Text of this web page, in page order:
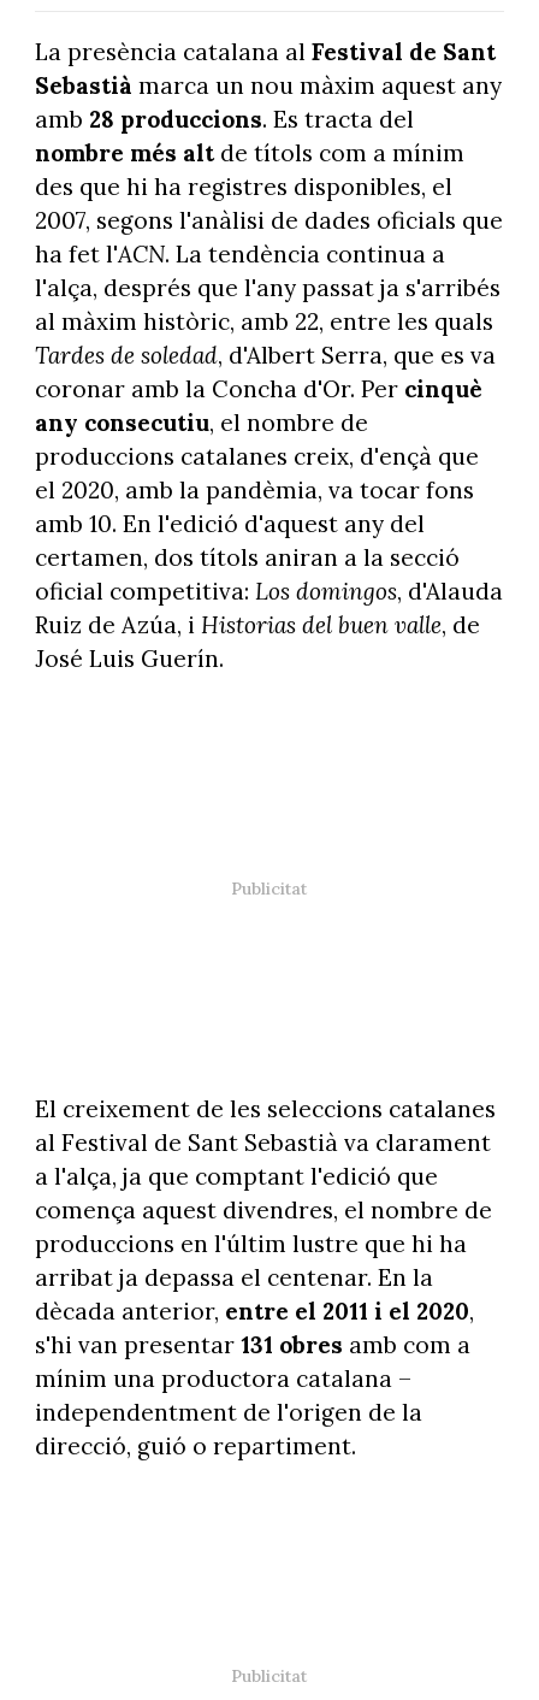
La presència catalana al Festival de Sant
Sebastià marca un nou màxim aquest any
amb 28 produccions. Es tracta del
nombre més alt de títols com a mínim
des que hi ha registres disponibles, el
2007, segons l'anàlisi de dades oficials que
ha fet l'ACN. La tendència continua a
l'alça, després que l'any passat ja s'arribés
al màxim històric, amb 22, entre les quals
Tardes de soledad, d'Albert Serra, que es va
coronar amb la Concha d'Or. Per cinquè
any consecutiu, el nombre de
produccions catalanes creix, d'ençà que
el 2020, amb la pandèmia, va tocar fons
amb 10. En l'edició d'aquest any del
certamen, dos títols aniran a la secció
oficial competitiva: Los domingos, d'Alauda
Ruiz de Azúa, i Historias del buen valle, de
José Luis Guerín.
El creixement de les seleccions catalanes
al Festival de Sant Sebastià va clarament
a l'alça, ja que comptant l'edició que
comença aquest divendres, el nombre de
produccions en l'últim lustre que hi ha
arribat ja depassa el centenar. En la
dècada anterior, entre el 2011 i el 2020,
s'hi van presentar 131 obres amb com a
mínim una productora catalana –
independentment de l'origen de la
direcció, guió o repartiment.